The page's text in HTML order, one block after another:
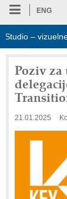
ENG
– vizuelne
Poziv za
21.01.2025